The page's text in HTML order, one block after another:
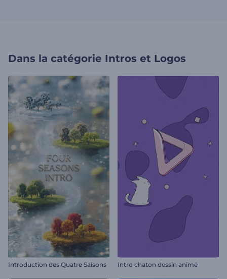
Dans la catégorie Intros et Logos
Introduction des Quatre Saisons Intro chaton dessin animé